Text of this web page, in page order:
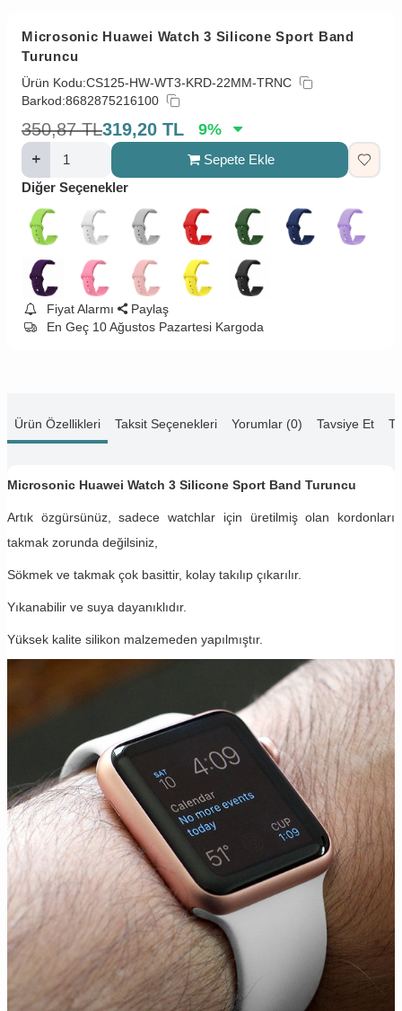
Microsonic Huawei Watch 3 Silicone Sport Band
Turuncu
Ürün Kodu:CS125-HW-WT3-KRD-22MM-TRNC
Barkod:8682875216100
350,87 TL319,20 TL 9%
Sepete Ekle
Diğer Seçenekler
Fiyat Alarmı
Paylaş
En Geç 10 Ağustos Pazartesi Kargoda
Ürün Özellikleri Taksit Seçenekleri Yorumlar (0) Tavsiye Et
Microsonic Huawei Watch 3 Silicone Sport Band Turuncu
Artık özgürsünüz, sadece watchlar için üretilmiş olan kordonları
takmak zorunda değilsiniz,
Sökmek ve takmak çok basittir, kolay takılıp çıkarılır.
Yıkanabilir ve suya dayanıklıdır.
Yüksek kalite silikon malzemeden yapılmıştır.